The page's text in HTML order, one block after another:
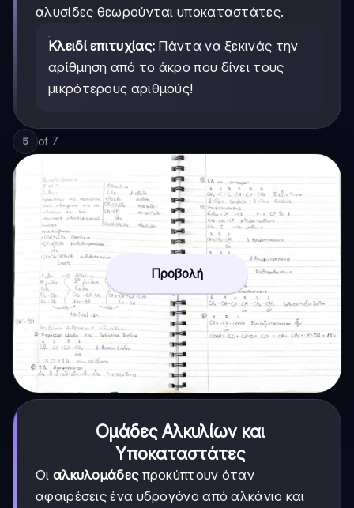
αλυσίδες θεωρούνται υποκαταστάτες.
Κλειδί επιτυχίας: Πάντα να ξεκινάς την
αρίθμηση από το άκρο που δίνει τους
μικρότερους αριθμούς!
5 of 7
Προβολή
Ομάδες Αλκυλίων και
Υποκαταστάτες
Οι αλκυλομάδεςπροκύπτουν όταν
αφαιρέσεις ένα υδρογόνο από αλκάνιο και